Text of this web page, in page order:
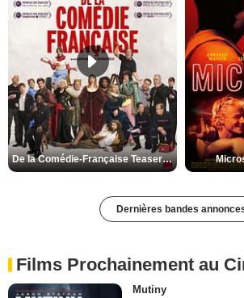
De la Comédie-Française Teaser (3) VF
Dernières bandes
Films Prochainement au
Mutiny